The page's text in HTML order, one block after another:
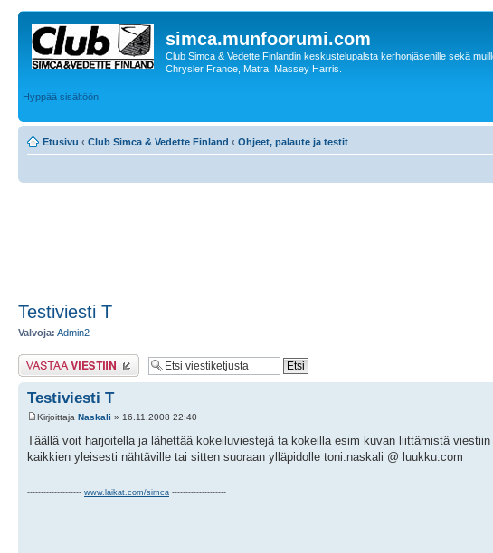
simca.munfoorumi.com
Club Simca & Vedette Finlandin keskustelupalsta kerhonjäsenille sekä
Chrysler France, Matra, Massey Harris.
Hyppää sisältöön
Etusivu ‹ Club Simca & Vedette Finland ‹ Ohjeet, palaute ja testit
Testiviesti T
Valvoja: Admin2
Lähetä vastaus
Testiviesti T
Kirjoittaja Naskali » 16.11.2008 22:40
Täällä voit harjoitella ja lähettää kokeiluviestejä ta kokeilla esim kuvan liittämistä
kaikkien yleisesti nähtäville tai sitten suoraan ylläpidolle toni.naskali @ luukku.com
-------------------- www.laikat.com/simca --------------------